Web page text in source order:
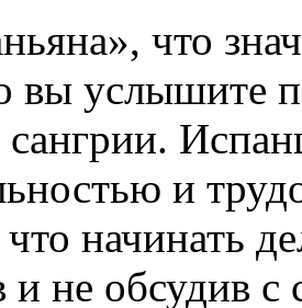
что
вы услышите
сангрии.
и
начинать
и не обсудив